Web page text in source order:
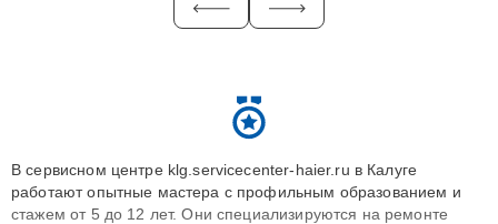
В сервисном центре klg.servicecenter-haier.ru в Калуге
работают опытные мастера с профильным образованием и
стажем от 5 до 12 лет. Они специализируются на ремонте